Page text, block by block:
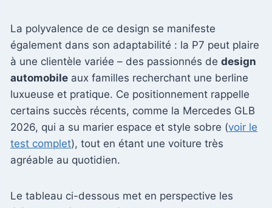
La polyvalence de ce design se manifeste
également dans son adaptabilité : la P7 peut plaire
à une clientèle variée – des passionnés de design
automobile aux familles recherchant une berline
luxueuse et pratique. Ce positionnement rappelle
certains succès récents, comme la Mercedes GLB
2026, qui a su marier espace et style sobre (voir le
test complet), tout en étant une voiture très
agréable au quotidien.
Le tableau ci-dessous met en perspective les